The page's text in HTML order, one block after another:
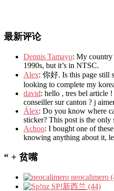
最新评论
Dennis Tamayo: My country
1990s, but it’s in NTSC.
Alex: 你好. Is this page still
looking to complete my
david: hello , tres bel article !
conseiller sur canton ? j
Álex: Do you know where
sticker? This post is the only
Achoo: I bought one of
knowing anything about it,
“ + 贫嘴
neocalimero
SP!新西兰 (44)